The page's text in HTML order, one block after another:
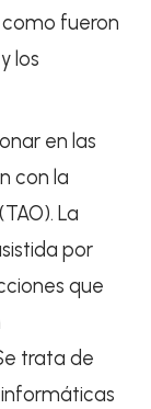
fueron
los
en las
con la
La
por
que
trata de